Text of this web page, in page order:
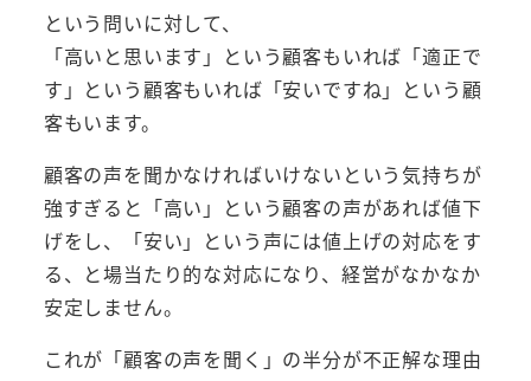
という問いに対して、
「高いと思います」という顧客もいれば「適正で
す」という顧客もいれば「安いですね」という顧
客もいます。
顧客の声を聞かなければいけないという気持ちが
強すぎると「高い」という顧客の声があれば値下
げをし、「安い」という声には値上げの対応をす
る、と場当たり的な対応になり、経営がなかなか
安定しません。
これが「顧客の声を聞く」の半分が不正解な理由